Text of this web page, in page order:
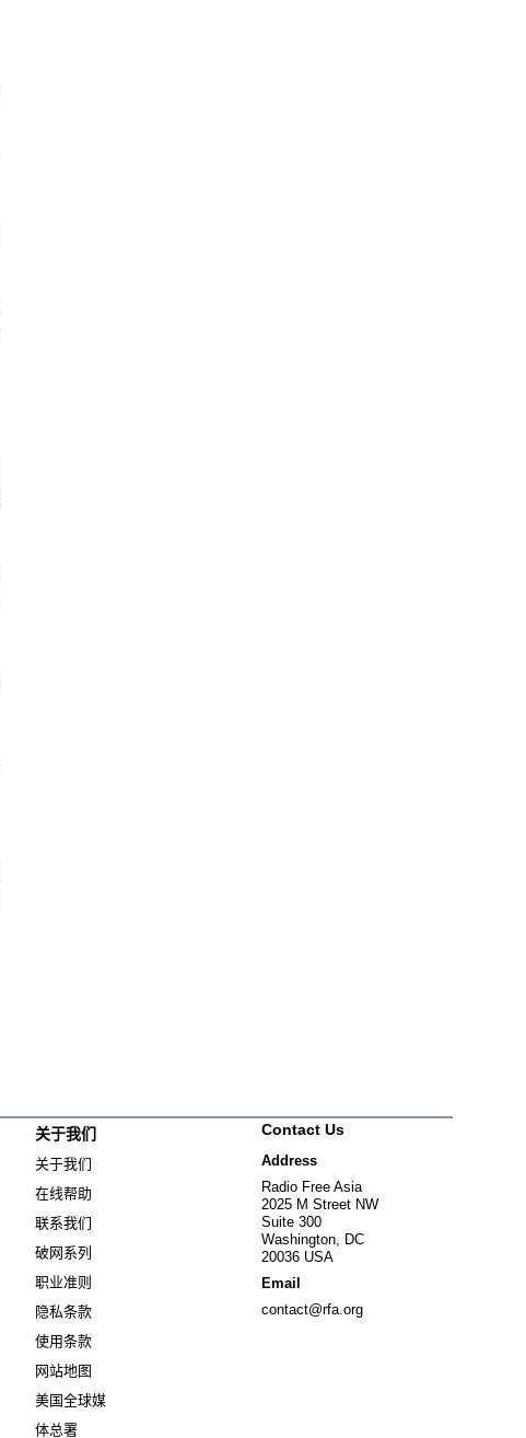
关于我们
关于我们
在线帮助
联系我们
破网系列
职业准则
隐私条款
使用条款
网站地图
美国全球媒
体总署
Contact Us
Address
Radio Free Asia
2025 M Street NW
Suite 300
Washington, DC
20036 USA
Email
contact@rfa.org